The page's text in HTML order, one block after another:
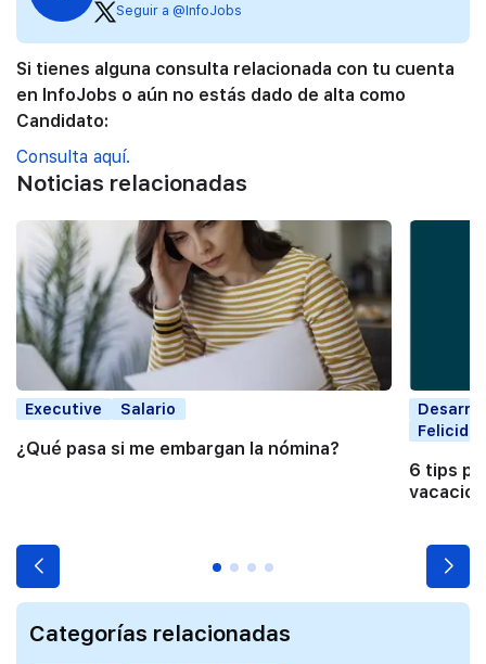
Seguir a @InfoJobs
Si tienes alguna consulta relacionada con tu cuenta
en InfoJobs o aún no estás dado de alta como
Candidato:
Consulta aquí.
Noticias relacionadas
Executive Salario
¿Qué pasa si me embargan la nómina?
6 tips
Categorías relacionadas